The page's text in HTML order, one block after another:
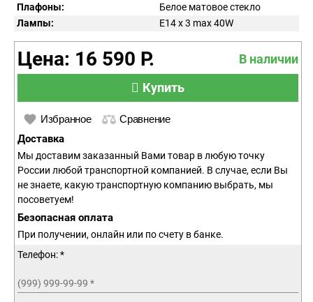
Плафоны:
Белое матовое стекло
Лампы:
E14 x 3 max 40W
Цена: 16 590 Р.
В наличии
Купить
Избранное Сравнение
Доставка
Мы доставим заказанный Вами товар в любую точку
России любой транспортной компанией. В случае, если Вы
не знаете, какую транспортную компанию выбрать, мы
посоветуем!
Безопасная оплата
При получении, онлайн или по счету в банке.
Телефон: *
(999) 999-99-99 *